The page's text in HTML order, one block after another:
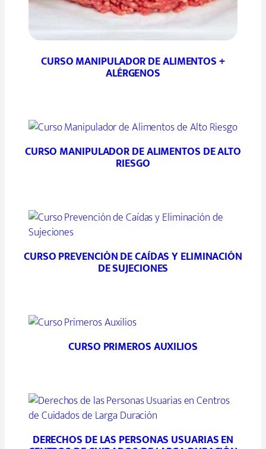
CURSO MANIPULADOR DE ALIMENTOS +
ALÉRGENOS
CURSO MANIPULADOR DE ALIMENTOS DE ALTO
RIESGO
CURSO PREVENCIÓN DE CAÍDAS Y ELIMINACIÓN
DE SUJECIONES
CURSO PRIMEROS AUXILIOS
DERECHOS DE LAS PERSONAS USUARIAS EN